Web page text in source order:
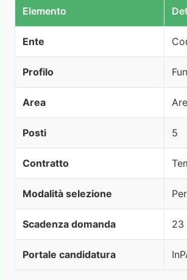
Elemento
Ente
Profilo
Area
Posti 5
Contratto
Modalità selezione
Scadenza domanda 23
Portale candidatura